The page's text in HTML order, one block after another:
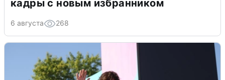
кадры с новым избранником
6 августа 268